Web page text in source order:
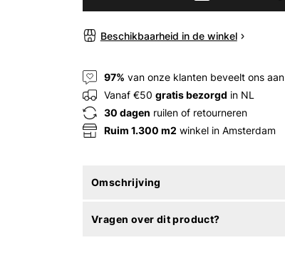
Beschikbaarheid in de winkel
97% van onze klanten beveelt ons aan
Vanaf €50 gratis bezorgd in NL
30 dagen ruilen of retourneren
Ruim 1.300 m2 winkel in Amsterdam
Omschrijving
Vragen over dit product?